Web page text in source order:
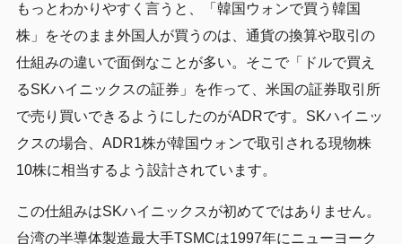
もっとわかりやすく言うと、「韓国ウォンで買う韓国
株」をそのまま外国人が買うのは、通貨の換算や取引の
仕組みの違いで面倒なことが多い。そこで「ドルで買え
るSKハイニックスの証券」を作って、米国の証券取引所
で売り買いできるようにしたのがADRです。SKハイニッ
クスの場合、ADR1株が韓国ウォンで取引される現物株
10株に相当するよう設計されています。
この仕組みはSKハイニックスが初めてではありません。
台湾の半導体製造最大手TSMCは1997年にニューヨーク